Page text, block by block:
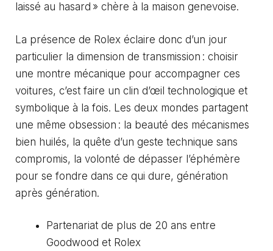
laissé au hasard » chère à la maison genevoise.
La présence de Rolex éclaire donc d’un jour
particulier la dimension de transmission : choisir
une montre mécanique pour accompagner ces
voitures, c’est faire un clin d’œil technologique et
symbolique à la fois. Les deux mondes partagent
une même obsession : la beauté des mécanismes
bien huilés, la quête d’un geste technique sans
compromis, la volonté de dépasser l’éphémère
pour se fondre dans ce qui dure, génération
après génération.
Partenariat de plus de 20 ans entre
Goodwood et Rolex